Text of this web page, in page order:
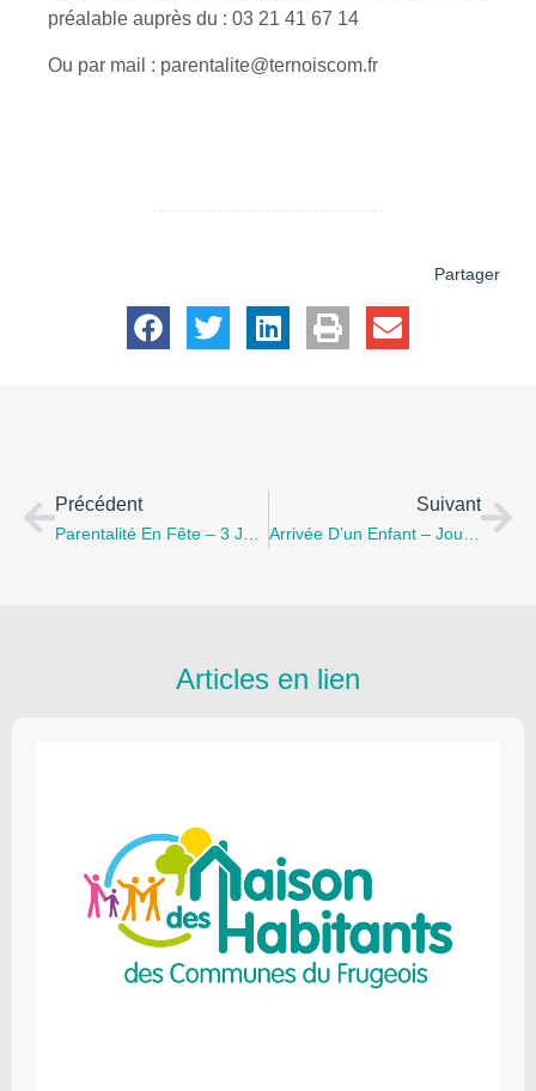
préalable auprès du : 03 21 41 67 14
Ou par mail : parentalite@ternoiscom.fr
Partager
Précédent Suivant
Articles en lien